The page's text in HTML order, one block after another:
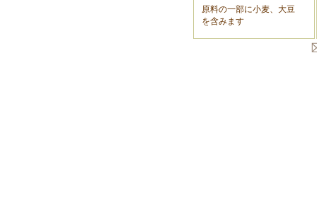
原料の一部に小麦、大豆
を含みます